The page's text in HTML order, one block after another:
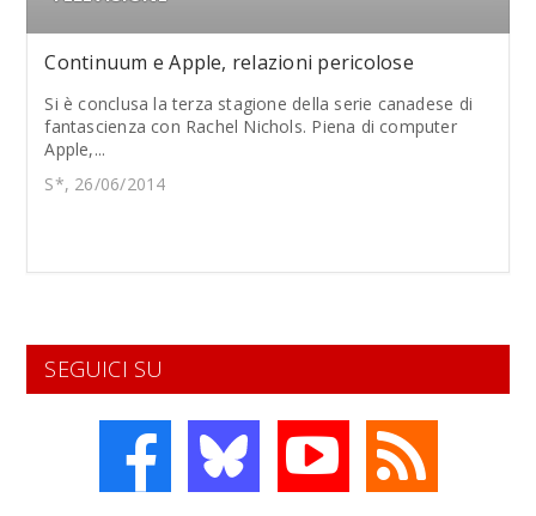
Continuum e Apple, relazioni pericolose
Si è conclusa la terza stagione della serie canadese di
fantascienza con Rachel Nichols. Piena di computer
Apple,...
S*, 26/06/2014
SEGUICI SU